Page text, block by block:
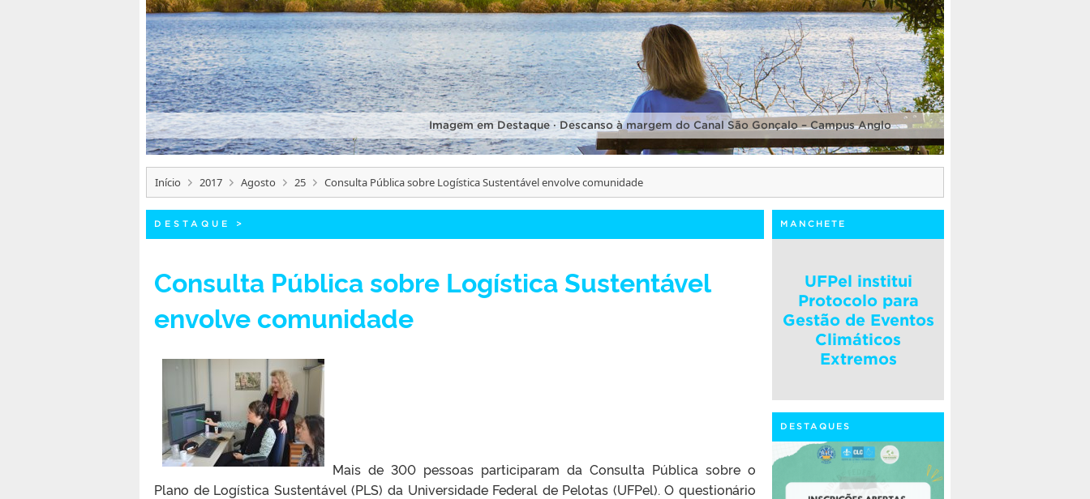
Imagem em Destaque · Descanso à margem do Canal São Gonçalo – Campus Anglo
Início 2017 Agosto 25 Consulta Pública sobre Logística Sustentável envolve comunidade
DESTAQUE >
Consulta Pública sobre Logística Sustentável
envolve comunidade
Mais de 300 pessoas participaram da Consulta Pública sobre o
Plano de Logística Sustentável (PLS) da Universidade Federal de Pelotas (UFPel). O questionário
MANCHETE
UFPel institui
Protocolo para
Gestão de Eventos
Climáticos
Extremos
DESTAQUES